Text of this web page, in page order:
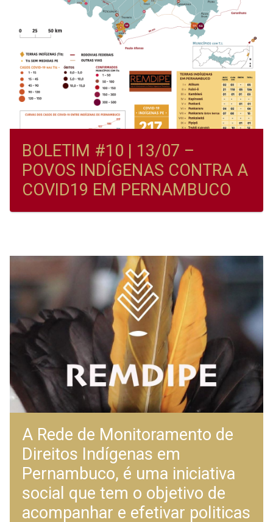
BOLETIM #10 | 13/07 –
POVOS INDÍGENAS CONTRA A
COVID19 EM PERNAMBUCO
A Rede de Monitoramento de
Direitos Indígenas em
Pernambuco, é uma iniciativa
social que tem o objetivo de
acompanhar e efetivar politicas